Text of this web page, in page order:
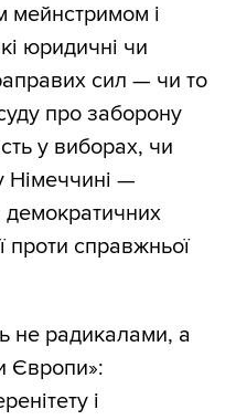
мейнстримом і
юридичні чи
сил — чи то
про заборону
у виборах, чи
Німеччині —
проти справжньої
не радикалами, а
Європи»:
і